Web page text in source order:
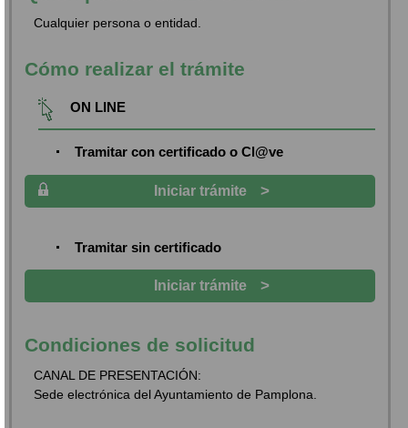
Cualquier persona o entidad.
Cómo realizar el trámite
ON LINE
Tramitar con certificado o Cl@ve
Iniciar trámite >
Tramitar sin certificado
Iniciar trámite >
Condiciones de solicitud
CANAL DE PRESENTACIÓN:
Sede electrónica del Ayuntamiento de Pamplona.